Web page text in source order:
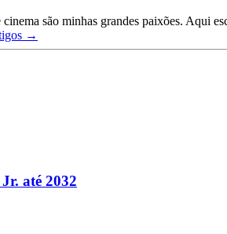
são minhas grandes paixões. Aqui
→
até 2032